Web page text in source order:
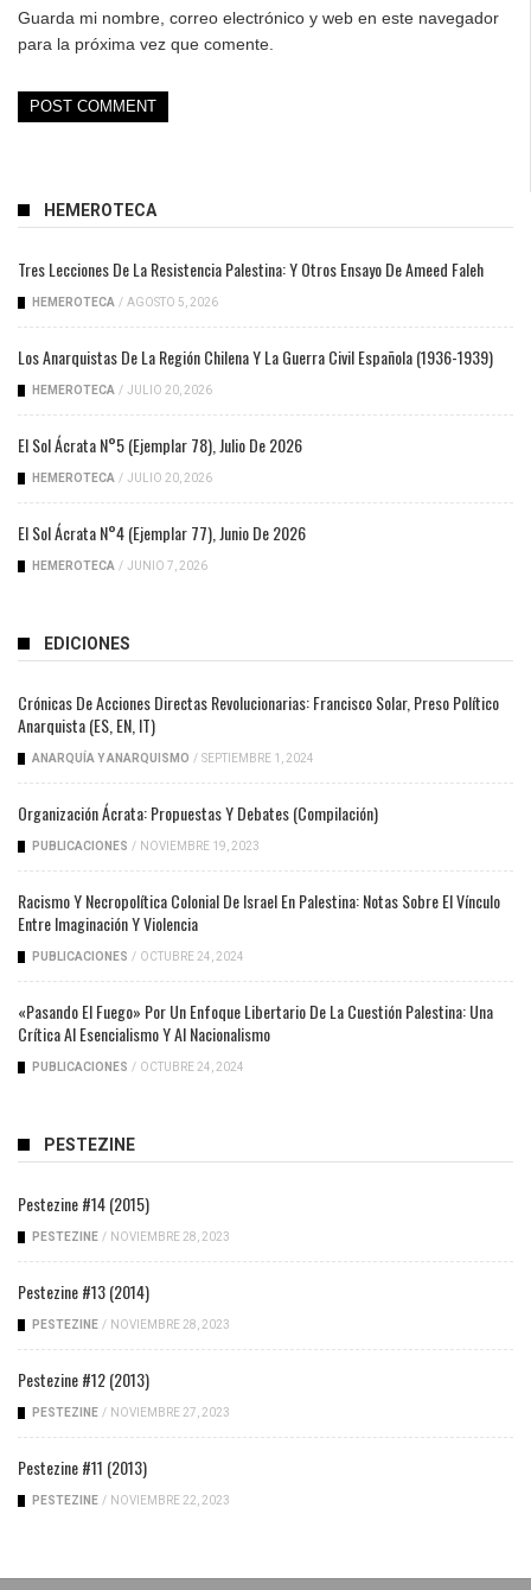
Guarda mi nombre, correo electrónico y web en este navegador
para la próxima vez que comente.
HEMEROTECA
Tres Lecciones De La Resistencia Palestina: Y Otros Ensayo De Ameed Faleh
HEMEROTECA / AGOSTO 5, 2026
Los Anarquistas De La Región Chilena Y La Guerra Civil Española (1936-1939)
HEMEROTECA / JULIO 20, 2026
El Sol Ácrata N°5 (ejemplar 78), Julio De 2026
HEMEROTECA / JULIO 20, 2026
El Sol Ácrata N°4 (ejemplar 77), Junio De 2026
HEMEROTECA / JUNIO 7, 2026
EDICIONES
Crónicas De Acciones Directas Revolucionarias: Francisco Solar, Preso Político
Anarquista (ES, EN, IT)
ANARQUÍA Y ANARQUISMO / SEPTIEMBRE 1, 2024
Organización Ácrata: Propuestas Y Debates (compilación)
PUBLICACIONES / NOVIEMBRE 19, 2023
Racismo Y Necropolítica Colonial De Israel En Palestina: Notas Sobre El Vínculo
Entre Imaginación Y Violencia
PUBLICACIONES / OCTUBRE 24, 2024
«Pasando El Fuego» Por Un Enfoque Libertario De La Cuestión Palestina: Una
Crítica Al Esencialismo Y Al Nacionalismo
PUBLICACIONES / OCTUBRE 24, 2024
PESTEZINE
Pestezine #14 (2015)
PESTEZINE / NOVIEMBRE 28, 2023
Pestezine #13 (2014)
PESTEZINE / NOVIEMBRE 28, 2023
Pestezine #12 (2013)
PESTEZINE / NOVIEMBRE 27, 2023
Pestezine #11 (2013)
PESTEZINE / NOVIEMBRE 22, 2023